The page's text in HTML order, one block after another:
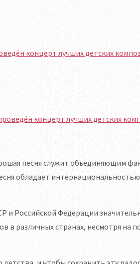
концерт лучших детских
песня служит объединяющим
обладает
и Российской Федерации
в различных странах, несмотря на